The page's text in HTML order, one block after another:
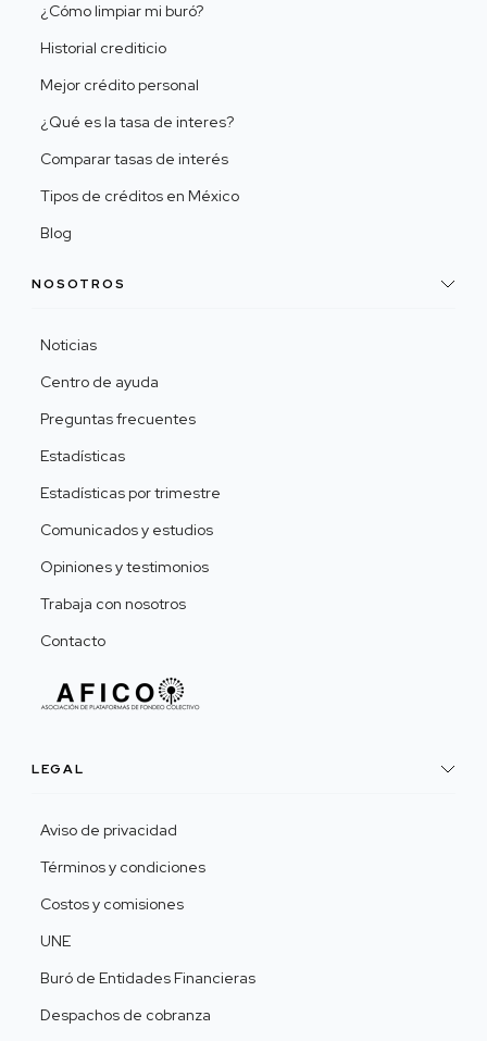
¿Cómo limpiar mi buró?
Historial crediticio
Mejor crédito personal
¿Qué es la tasa de interes?
Comparar tasas de interés
Tipos de créditos en México
Blog
NOSOTROS
Noticias
Centro de ayuda
Preguntas frecuentes
Estadísticas
Estadísticas por trimestre
Comunicados y estudios
Opiniones y testimonios
Trabaja con nosotros
Contacto
LEGAL
Aviso de privacidad
Términos y condiciones
Costos y comisiones
UNE
Buró de Entidades Financieras
Despachos de cobranza